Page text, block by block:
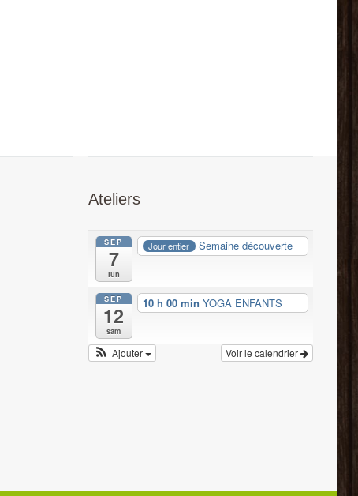
Ateliers
SEP
7
lun
Jour entier Semaine découverte
SEP
12
sam
10 h 00 min YOGA ENFANTS
Voir le calendrier
Ajouter